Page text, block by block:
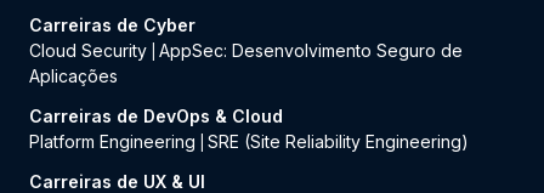
Carreiras de Cyber
Cloud Security AppSec: Desenvolvimento Seguro de
Aplicações
Carreiras de DevOps & Cloud
Platform Engineering
SRE (Site Reliability Engineering)
Carreiras de UX & UI